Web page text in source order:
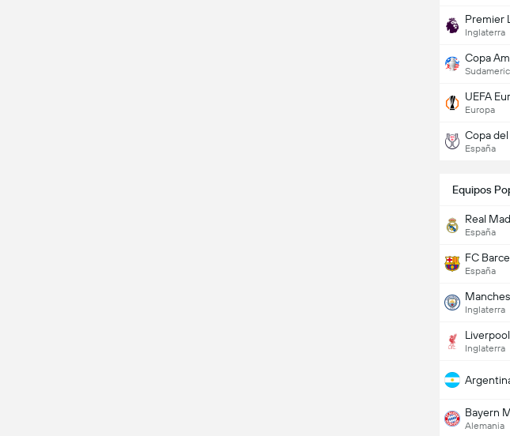
Premier
Inglaterra
Copa
UEFA
Europa
Copa
España
Equipos
Real
España
FC
España
Inglaterra
Liverpool
Inglaterra
Bayern
Alemania